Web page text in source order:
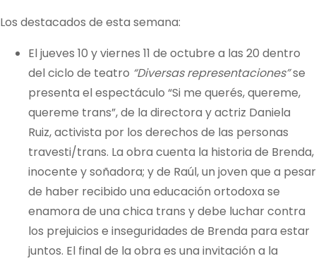
Los destacados de esta semana:
El jueves 10 y viernes 11 de octubre a las 20 dentro
del ciclo de teatro “Diversas representaciones”se
presenta el espectáculo “Si me querés, quereme,
quereme trans”, de la directora y actriz Daniela
Ruiz, activista por los derechos de las personas
travesti/trans. La obra cuenta la historia de Brenda,
inocente y soñadora; y de Raúl, un joven que a pesar
de haber recibido una educación ortodoxa se
enamora de una chica trans y debe luchar contra
los prejuicios e inseguridades de Brenda para estar
juntos. El final de la obra es una invitación a la